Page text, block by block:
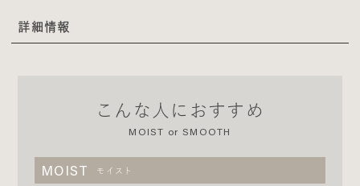
詳細情報
こんな人におすすめ
MOIST or SMOOTH
MOIST モイスト